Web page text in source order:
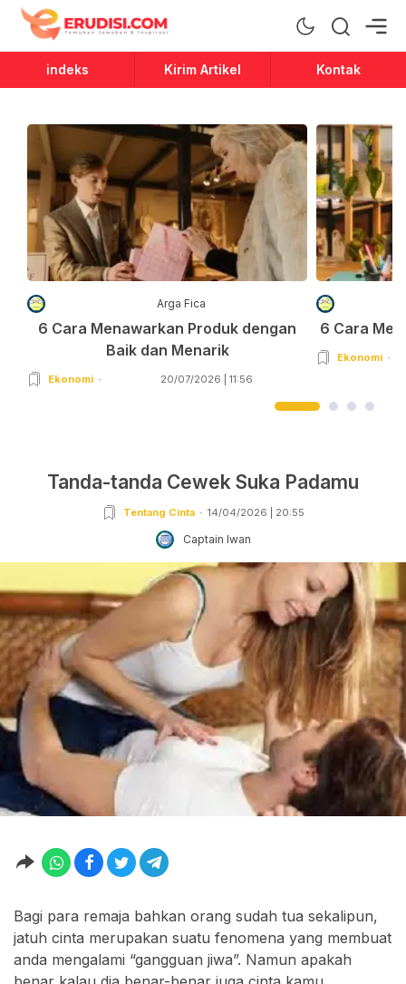
Erudisi
Temukan Jawaban dan Inspirasi
indeks Kirim Artikel Kontak
Arga Fica
6 Cara Menawarkan Produk dengan
Baik dan Menarik
Ekonomi 20/07/2026 | 11:56
6 Cara
Ekonomi
Tanda-tanda Cewek Suka Padamu
Tentang Cinta 14/04/2026 | 20:55
Captain Iwan
Bagi para remaja bahkan orang sudah tua sekalipun,
jatuh cinta merupakan suatu fenomena yang membuat
anda mengalami “gangguan jiwa”. Namun apakah